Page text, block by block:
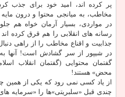
پر كرده اند، امید خود برای جذب
مخاطب، به میانجی محتوا و درون مایه
در مواردی، بسیار آرمان خواه هم
رسانه های انقلابی را هم قرق كرده اند
جذابیت و اقناع مخاطب را از راهی
در شیپور از سر گشادش است! آنها
گفتمان محتوایی (گفتمان انقلاب
محض» هستند!
از یاد كسی نمی رود كه یكی از همین
چندی قبل «سلبریتی»ها را «سرمایه